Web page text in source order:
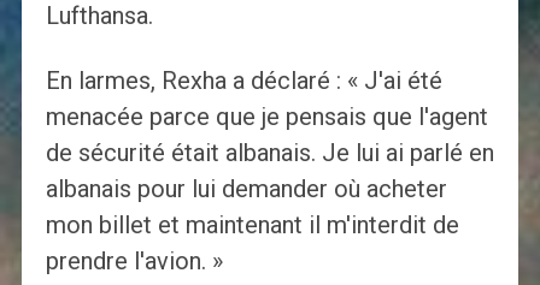
Lufthansa.
En larmes, Rexha a déclaré : « J'ai été
menacée parce que je pensais que l'agent
de sécurité était albanais. Je lui ai parlé en
albanais pour lui demander où acheter
mon billet et maintenant il m'interdit de
prendre l'avion. »